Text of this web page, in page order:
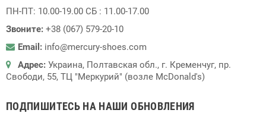
ПН-ПТ: 10.00-19.00 СБ : 11.00-17.00
Звоните: +38 (067) 579-20-10
Email: info@mercury-shoes.com
Адрес: Украина, Полтавская обл., г. Кременчуг, пр.
Свободи, 55, ТЦ "Меркурий" (возле McDonald's)
ПОДПИШИТЕСЬ НА НАШИ ОБНОВЛЕНИЯ